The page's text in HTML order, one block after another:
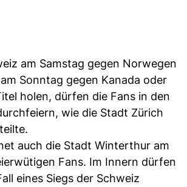
am Samstag gegen Norwegen
Sonntag gegen Kanada oder
holen, dürfen die Fans in den
wie die Stadt Zürich
auch die Stadt Winterthur am
Fans. Im Innern dürfen
eines Siegs der Schweiz